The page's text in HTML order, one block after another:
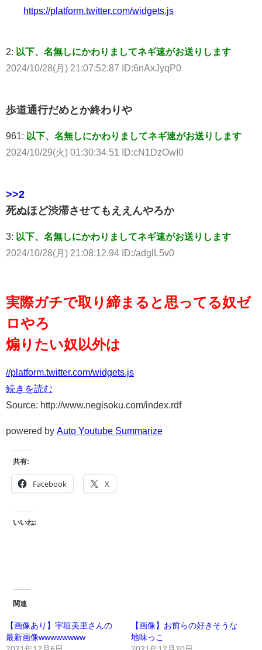
https://platform.twitter.com/widgets.js
2: 以下、名無しにかわりましてネギ速がお送りします
2024/10/28(月) 21:07:52.87 ID:6nAxJyqP0
歩道通行だめとか終わりや
961: 以下、名無しにかわりましてネギ速がお送りします
2024/10/29(火) 01:30:34.51 ID:cN1DzOwI0
>>2
死ぬほど渋滞させてもええんやろか
3: 以下、名無しにかわりましてネギ速がお送りします
2024/10/28(月) 21:08:12.94 ID:/adglL5v0
実際ガチで取り締まると思ってる奴ゼ
ロやろ
煽りたい奴以外は
//platform.twitter.com/widgets.js
続きを読む
Source: http://www.negisoku.com/index.rdf
powered by Auto Youtube Summarize
共有:
Facebook X
いいね:
関連
【画像あり】宇垣美里さんの
最新画像wwwwwwww
【画像】お前らの好きそうな
地味っこ